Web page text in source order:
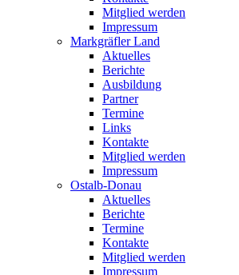
Mitglied werden
Impressum
Markgräfler Land
Aktuelles
Berichte
Ausbildung
Partner
Termine
Links
Kontakte
Mitglied werden
Impressum
Ostalb-Donau
Aktuelles
Berichte
Termine
Kontakte
Mitglied werden
Impressum